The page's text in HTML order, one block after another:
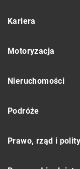
Kariera
Motoryzacja
Nieruchomości
Podróże
Prawo, rząd i